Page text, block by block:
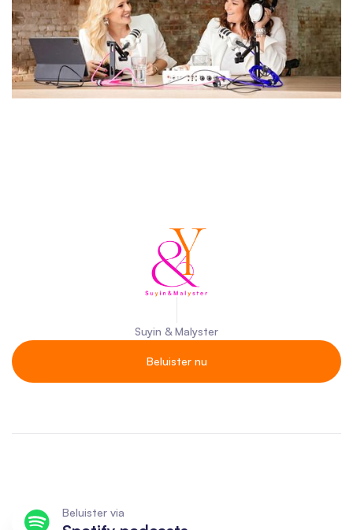
Suyin & Malyster
Beluister nu
Beluister via